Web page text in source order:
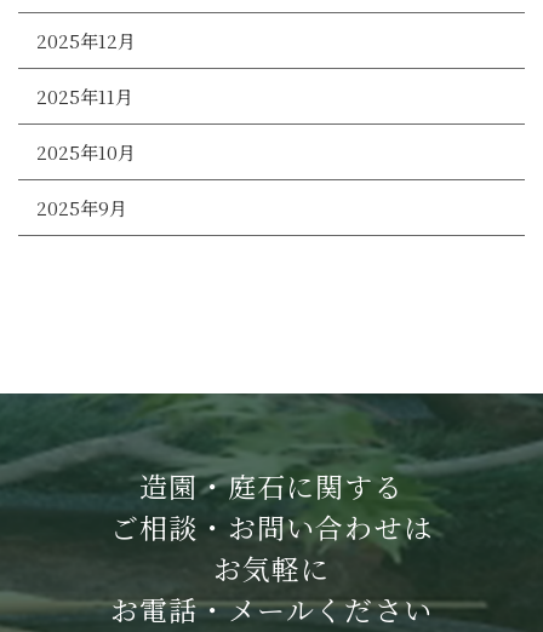
2025年12月
2025年11月
2025年10月
2025年9月
造園・庭石に関する
ご相談・お問い合わせは
お気軽に
お電話・メールください